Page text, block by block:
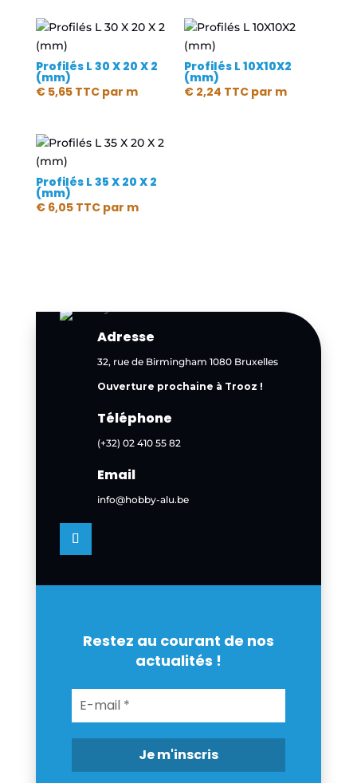
Profilés L 30 X 20 X 2
(mm)
€5,65 TTCpar m
Profilés L 10X10X2
(mm)
€ 2,24 TTC par m
Profilés L 35 X 20 X 2
(mm)
€6,05 TTCpar m
Adresse
32, rue de Birmingham 1080 Bruxelles
Ouverture prochaine à Trooz !
Téléphone
(+32) 02 410 55 82
Email
info@hobby-alu.be
Restez au courant de nos
actualités !